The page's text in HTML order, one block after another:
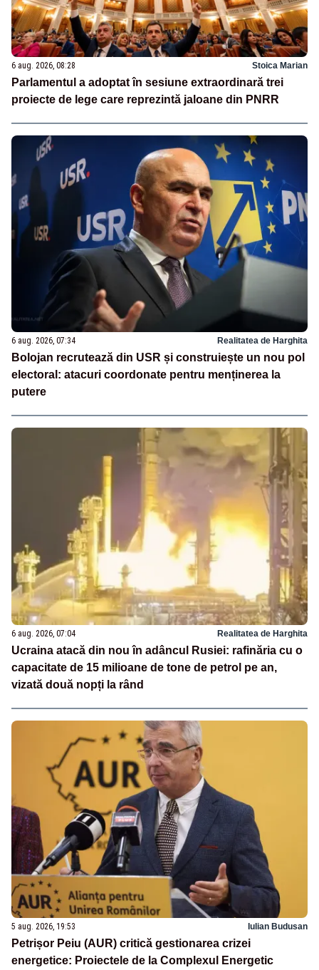
6 aug. 2026, 08:28 Stoica Marian
Parlamentul a adoptat în sesiune extraordinară trei
proiecte de lege care reprezintă jaloane din PNRR
6 aug. 2026, 07:34 Realitatea de Harghita
Bolojan recrutează din USR și construiește un nou pol
electoral: atacuri coordonate pentru menținerea la
putere
6 aug. 2026, 07:04 Realitatea de Harghita
Ucraina atacă din nou în adâncul Rusiei: rafinăria cu o
capacitate de 15 milioane de tone de petrol pe an,
vizată două nopți la rând
5 aug. 2026, 19:53 Iulian Budusan
Petrișor Peiu (AUR) critică gestionarea crizei
energetice: Proiectele de la Complexul Energetic